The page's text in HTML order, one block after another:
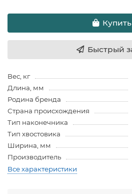
Купить
Быстрый
Вес, кг
Длина, мм
Родина бренда
Страна происхождения
Тип наконечника
Тип хвостовика
Ширина, мм
Производитель
Все характеристики